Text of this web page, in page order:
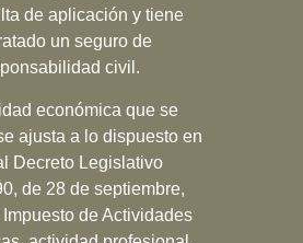
de aplicación y tiene
un seguro de
civil.
económica que se
ajusta a lo dispuesto en
Decreto Legislativo
de 28 de septiembre,
de Actividades